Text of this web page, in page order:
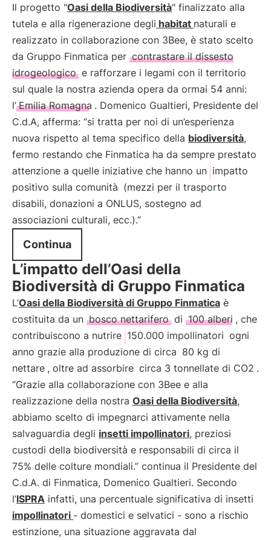
Il progetto "Oasi della Biodiversità" finalizzato alla
tutela e alla rigenerazione degli habitat naturali e
realizzato in collaborazione con 3Bee, è stato scelto
da Gruppo Finmatica per contrastare il dissesto
idrogeologico e rafforzare i legami con il territorio
sul quale la nostra azienda opera da ormai 54 anni:
l’ Emilia Romagna . Domenico Gualtieri, Presidente del
C.d.A, afferma: “si tratta per noi di un’esperienza
nuova rispetto al tema specifico della biodiversità,
fermo restando che Finmatica ha da sempre prestato
attenzione a quelle iniziative che hanno un impatto
positivo sulla comunità (mezzi per il trasporto
disabili, donazioni a ONLUS, sostegno ad
associazioni culturali, ecc.).”
Continua
L’impatto dell’Oasi della
Biodiversità di Gruppo Finmatica
L’Oasi della Biodiversità di Gruppo Finmatica è
costituita da un bosco nettarifero di 100 alberi , che
contribuiscono a nutrire 150.000 impollinatori ogni
anno grazie alla produzione di circa 80 kg di
nettare , oltre ad assorbire circa 3 tonnellate di CO2 .
“Grazie alla collaborazione con 3Bee e alla
realizzazione della nostra Oasi della Biodiversità,
abbiamo scelto di impegnarci attivamente nella
salvaguardia degli insetti impollinatori, preziosi
custodi della biodiversità e responsabili di circa il
75% delle colture mondiali.” continua il Presidente del
C.d.A. di Finmatica, Domenico Gualtieri. Secondo
l’ISPRA infatti, una percentuale significativa di insetti
impollinatori - domestici e selvatici - sono a rischio
estinzione, una situazione aggravata dal